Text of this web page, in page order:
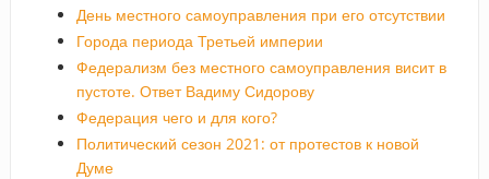
День местного самоуправления при его отсутствии
Города периода Третьей империи
Федерализм без местного самоуправления висит в
пустоте. Ответ Вадиму Сидорову
Федерация чего и для кого?
Политический сезон 2021: от протестов к новой
Думе